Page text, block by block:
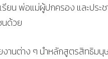
ยน พ่อแม่ผู้ปกครอง และประช
นด้วย
งานต่าง ๆ นำหลักสูตรสิทธิม